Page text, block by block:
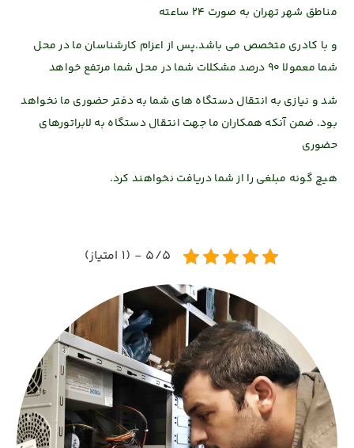
مناطق شهر تهران به صورت 24 ساعته
و با کادری متخصص می باشد.پس از اعزام کارشناسان ما در محل
شما معمولا 90 درصد مشکلات شما در محل شما
مرتفع خواهد
شد و نیازی به انتقال دستگاه های شما به دفتر حضوری ما نخواهد
بود. ضمن آنکه همکاران ما جهت انتقال دستگاه به لابراتورهای
حضوری
هیچ گونه مبلغی را ازشما دریافت نخواهند کرد.
5/5 - (1 امتیاز)